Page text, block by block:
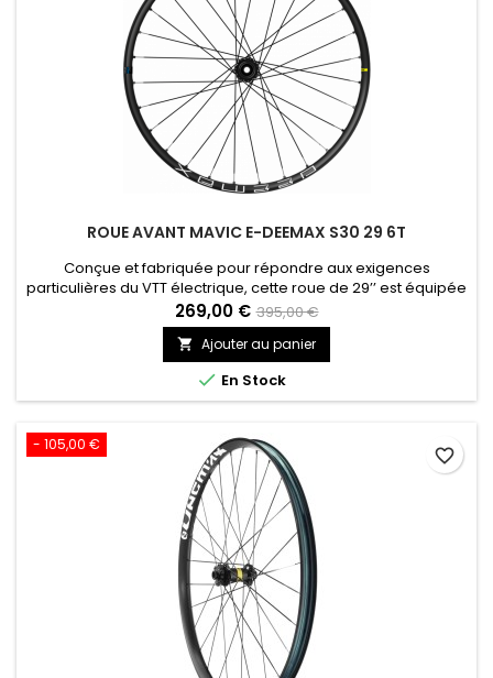
ROUE AVANT MAVIC E-DEEMAX S30 29 6T
Conçue et fabriquée pour répondre aux exigences
particulières du VTT électrique, cette roue de 29’’ est équipée
de jantes en aluminium avec système de protection contre
les crevaisons par pincement, et de toutes les dernières
technologies Mavic.
269,00 € 395,00 €
 Ajouter au panier
 En Stock
- 105,00 €
favorite_border